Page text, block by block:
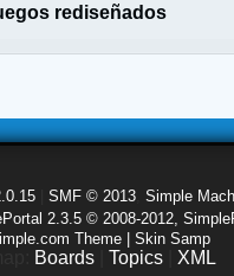
rediseñados
SMF © 2013 Simple
2.3.5 © 2008-2012,
Theme | Skin Samp
Boards Topics XML